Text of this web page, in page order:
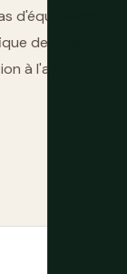
d'équivalent
de réalités
à l'avance.